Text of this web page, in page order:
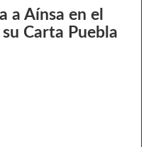
a Aínsa en el
Carta Puebla